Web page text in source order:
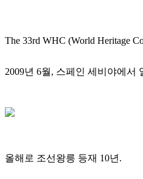
The 33rd WHC (World Heritage
2009년 6월, 스페인 세비야에
올해로 조선왕릉 등재 10년.